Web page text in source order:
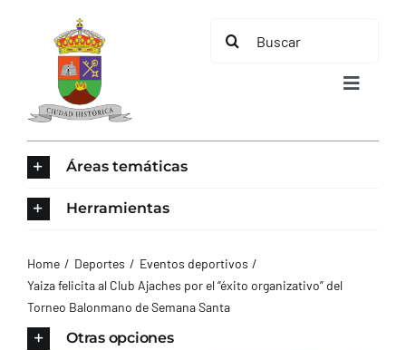
contenido
Buscar:
Toggle
AYUNTAMIENTO
Áreas temáticas
Herramientas
Home Deportes
Eventos deportivos
Yaiza felicita al Club Ajaches por el “éxito organizativo” del
Torneo Balonmano de Semana Santa
Otras opciones